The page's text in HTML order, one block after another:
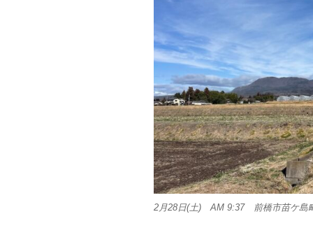
2月28日(土) AM 9:37 前橋市苗ケ島